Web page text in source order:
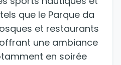
que le Parque da
et restaurants
une ambiance
en soirée